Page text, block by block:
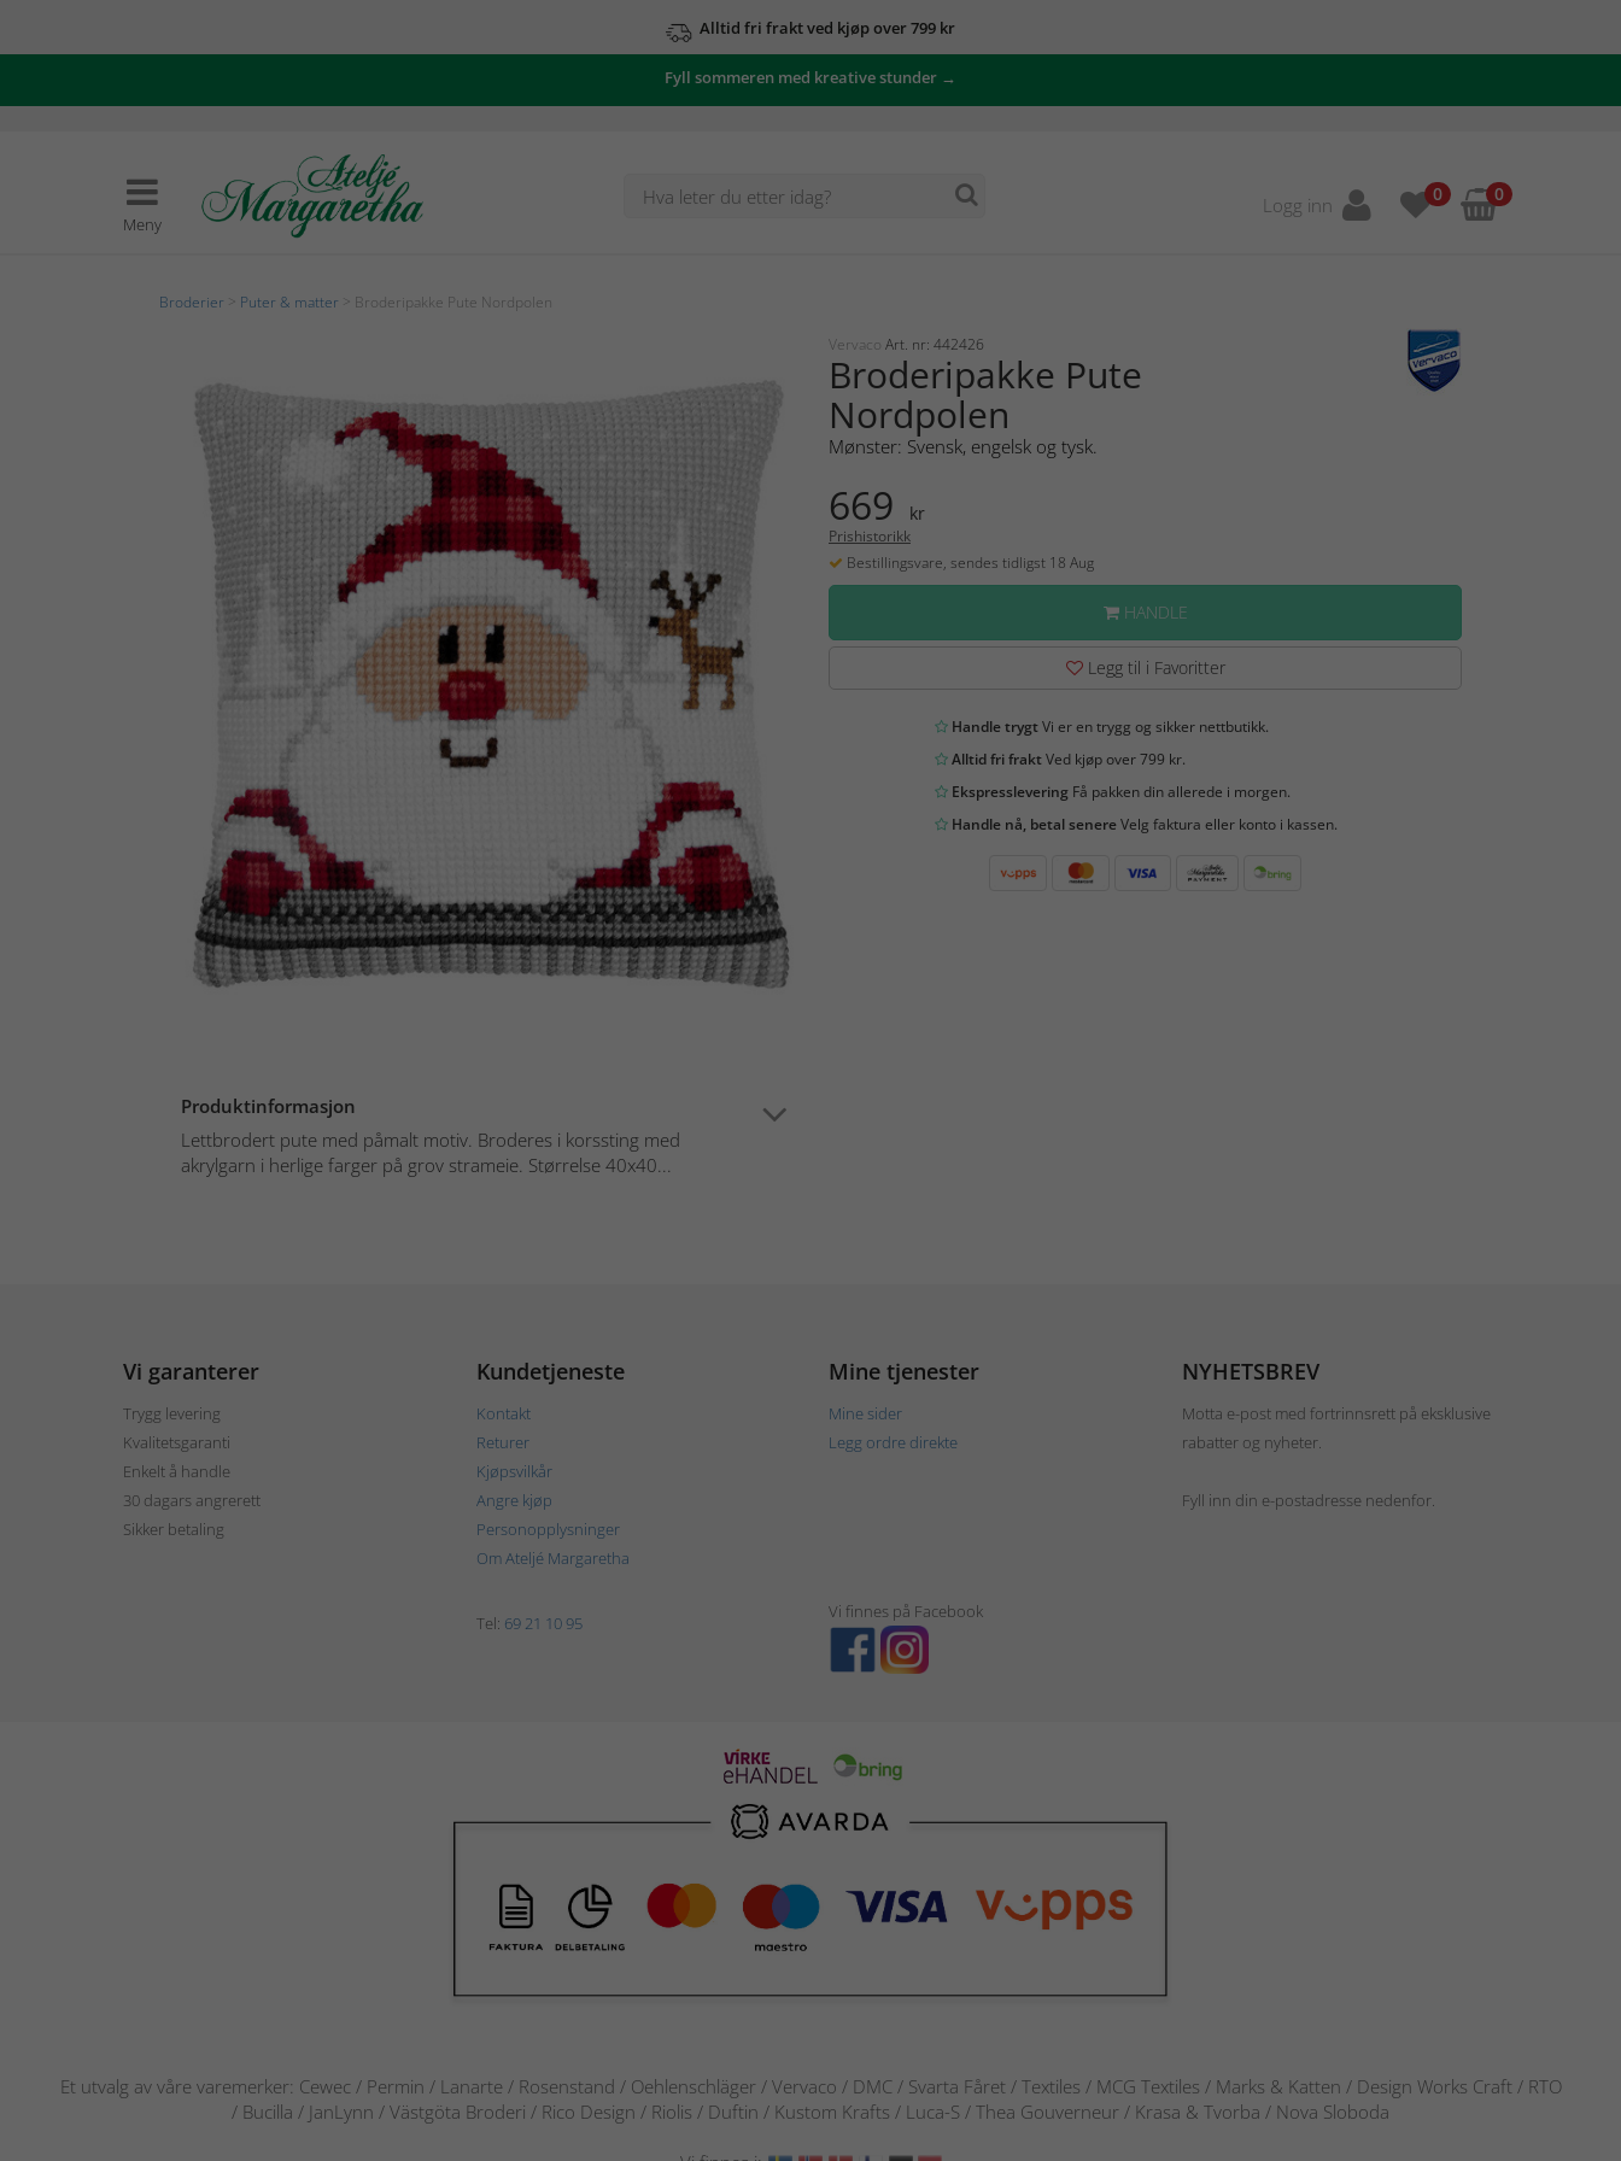
Alltid fri frakt ved kjøp over 799 kr
Fyll sommeren med kreative stunder →
Meny
Logg inn 0 0
Broderier Puter & matter > Broderipakke Pute Nordpolen
Produktinformasjon
Lettbrodert pute med påmalt motiv. Broderes i korssting med
akrylgarn i herlige farger på grov strameie. Størrelse 40x40...
Vervaco Art. nr: 442426
Broderipakke Pute
Nordpolen
Mønster: Svensk, engelsk og tysk.
669 kr
Prishistorikk
Bestillingsvare, sendes tidligst 18 Aug
HANDLE
Legg til i Favoritter
Handle trygtVi er en trygg og sikker nettbutikk.
Alltid fri fraktVed kjøp over 799 kr.
EkspressleveringFå pakken din allerede i morgen.
Handle nå, betal senereVelg faktura eller konto i kassen.
Vi garanterer
Trygg levering
Kvalitetsgaranti
Enkelt å handle
30 dagars angrerett
Sikker betaling
Kundetjeneste
Kontakt
Returer
Kjøpsvilkår
Angre kjøp
Personopplysninger
Om Ateljé Margaretha
Mine tjenester
Mine sider
Legg ordre direkte
NYHETSBREV
Motta e-post med fortrinnsrett på eksklusive
rabatter og nyheter.
Fyll inn din e-postadresse nedenfor.
Tel: 69 21 10 95
Vi finnes på Facebook
Et utvalg av våre varemerker: Cewec / Permin / Lanarte / Rosenstand / Oehlenschläger / Vervaco / DMC / Svarta Fåret / Textiles / MCG Textiles / Marks & Katten / Design Works Craft / RTO
/ Bucilla / JanLynn / Västgöta Broderi / Rico Design / Riolis / Duftin / Kustom Krafts / Luca-S / Thea Gouverneur / Krasa & Tvorba / Nova Sloboda